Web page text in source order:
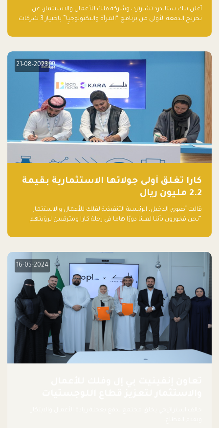
والتكنولوجيا”
أعلن بنك ستاندرد تشارترد، وشركة فلك للأعمال والاستثمار، عن
تخريج الدفعة الأولى من برنامج “المرأة والتكنولوجيا” باختيار 3 شركات
الأعمال، اللواتي خضعن لبرنامج حاضنة مدته 8 أسابيع، أفكاراً مبتكرة
21-08-2023
كارا تغلق أولى جولاتها الاستثمارية بقيمة
2.2 مليون ريال
قالت أضوى الدخيل، الرئيسة التنفيذية لفلك للأعمال والاستثمار:
“نحن فخورون بأننا لعبنا دورًا هاما في رحلة كارا ومترقبين لرؤيتهم
جيدًا لكوكبنا فحسب، بل إنه جيد أيضًا للأعمال”.
16-05-2024